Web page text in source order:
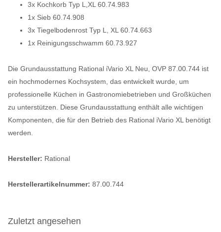
3x Kochkorb Typ L,XL 60.74.983
1x Sieb 60.74.908
3x Tiegelbodenrost Typ L, XL 60.74.663
1x Reinigungsschwamm 60.73.927
Die Grundausstattung Rational iVario XL Neu, OVP 87.00.744 ist
ein hochmodernes Kochsystem, das entwickelt wurde, um
professionelle Küchen in Gastronomiebetrieben und Großküchen
zu unterstützen. Diese Grundausstattung enthält alle wichtigen
Komponenten, die für den Betrieb des Rational iVario XL benötigt
werden.
Hersteller: Rational
Herstellerartikelnummer: 87.00.744
Zuletzt angesehen